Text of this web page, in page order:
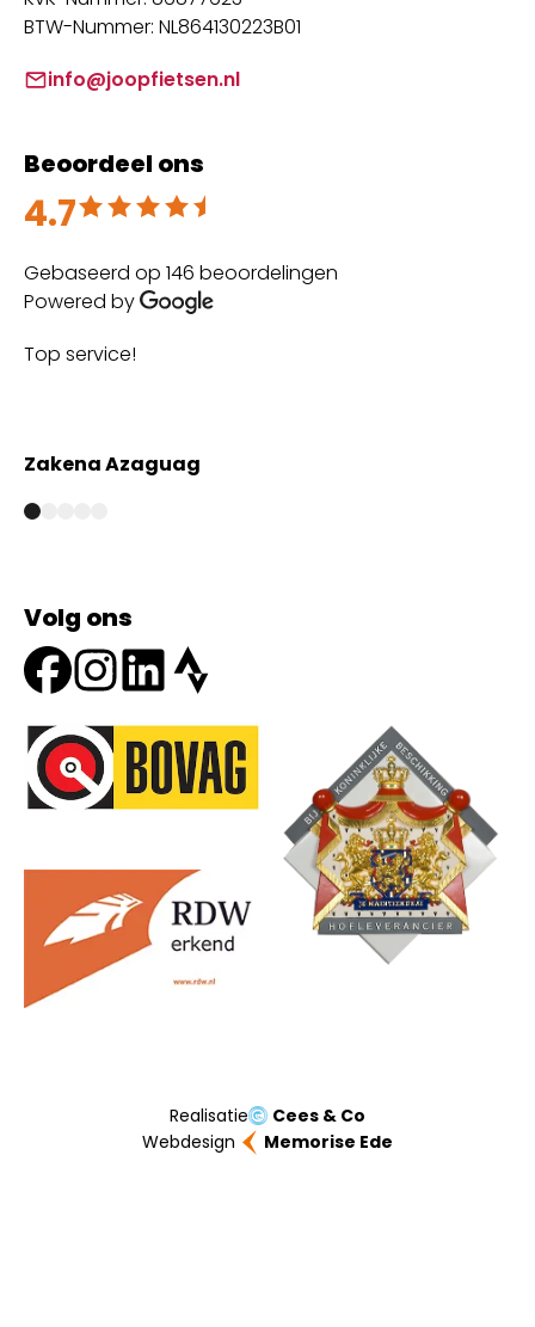
BTW-Nummer: NL864130223B01
info@joopfietsen.nl
Beoordeel ons
4.7
Beoordeeld met 4.7 uit 5
Gebaseerd op 146 beoordelingen
Powered by
Top service!
Zakena Azaguag
Volg ons
Onze partners
Realisatie
Cees & Co
Webdesign
Memorise Ede